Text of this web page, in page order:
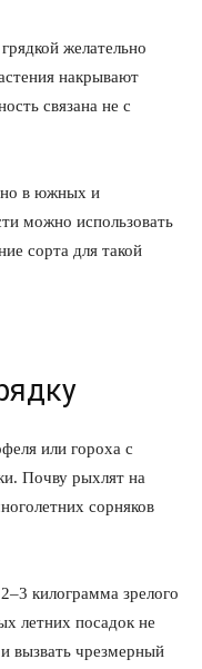
желательно
накрывают
связана не с
в южных и
можно использовать
сорта для такой
или гороха с
Почву рыхлят на
сорняков
килограмма зрелого
летних посадок не
вызвать чрезмерный